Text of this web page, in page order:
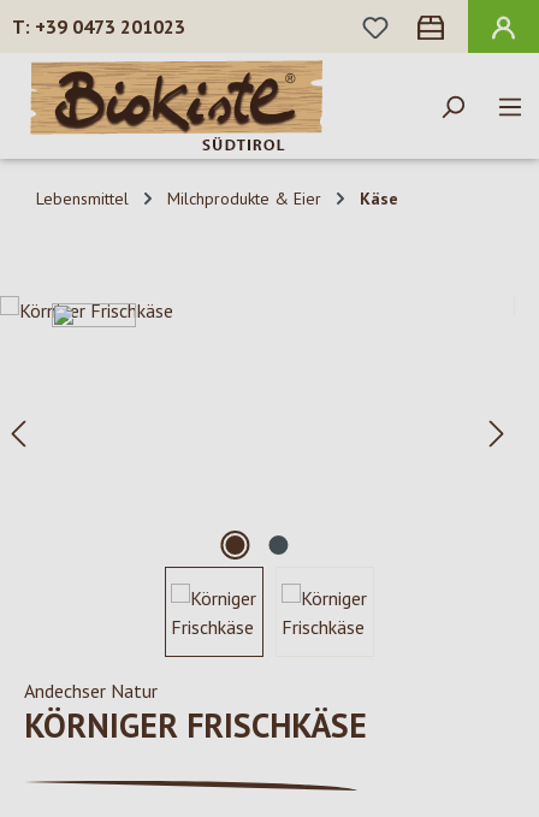
Zum Hauptinhalt springen
+39 0473 201023
DU HAST 0
Lebensmittel Milchprodukte & Eier Käse
Bildergalerie überspringen
Andechser Natur
KÖRNIGER FRISCHKÄSE